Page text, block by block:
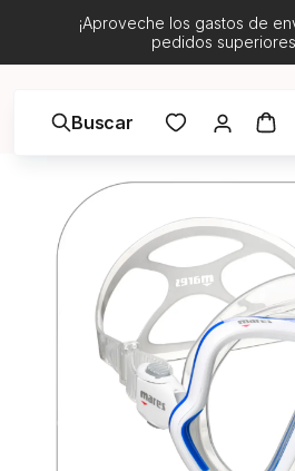
¡Aproveche los gastos de
pedidos
Buscar